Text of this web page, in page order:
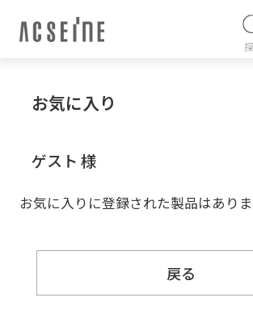
お気に入り
ゲスト 様
お気に入りに登録された製品はありま
戻る